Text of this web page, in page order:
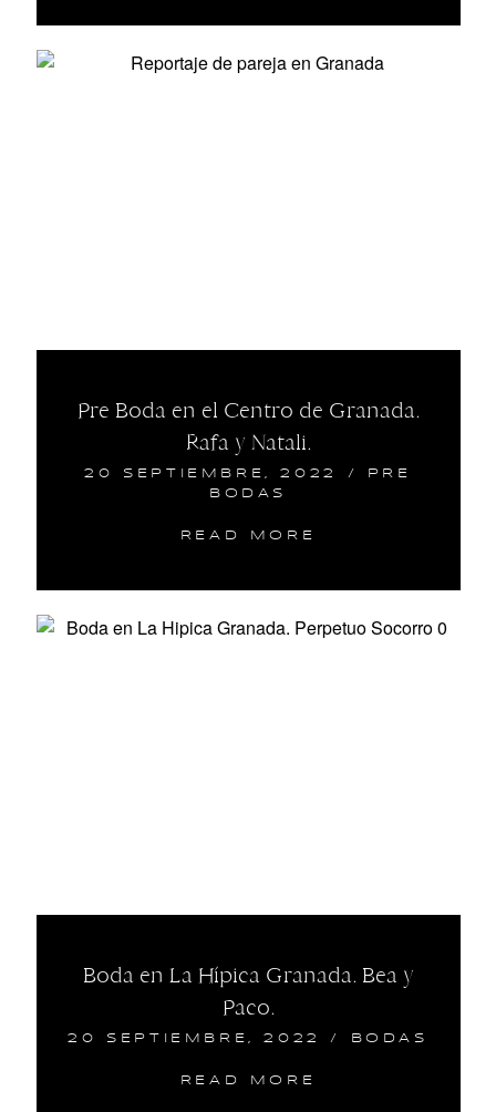
Pre Boda en el Centro de Granada.
Rafa y Natali.
20 SEPTIEMBRE, 2022 /
PRE
BODAS
READ MORE
Boda en La Hípica Granada. Bea y
Paco.
20 SEPTIEMBRE, 2022 / BODAS
READ MORE